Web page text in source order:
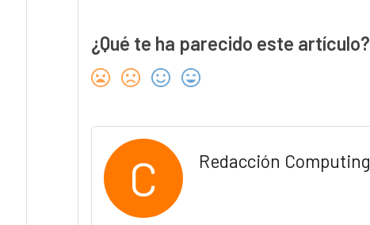
¿Qué te ha parecido este artículo?
C Redacción Computing